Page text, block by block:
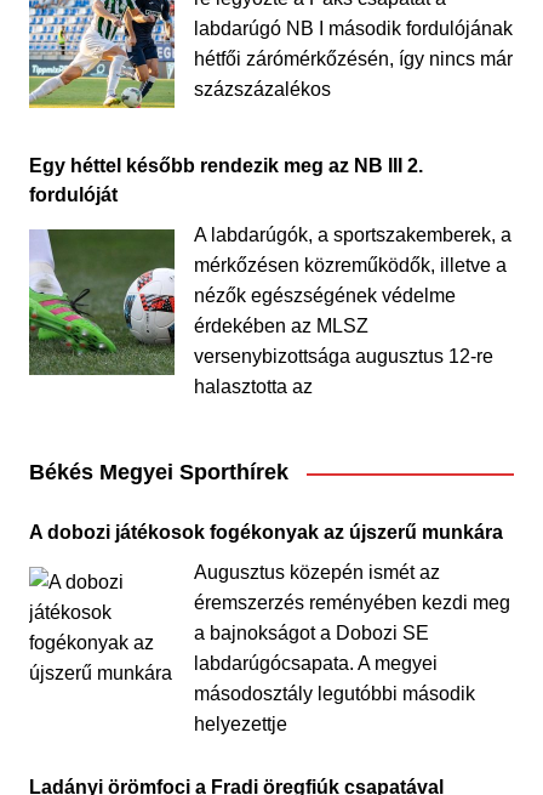
labdarúgó NB I második fordulójának
hétfői zárómérkőzésén, így nincs már
százszázalékos
Egy héttel később rendezik meg az NB III 2.
fordulóját
A labdarúgók, a sportszakemberek, a
mérkőzésen közreműködők, illetve a
nézők egészségének védelme
érdekében az MLSZ
versenybizottsága augusztus 12-re
halasztotta az
Békés Megyei Sporthírek
A dobozi játékosok fogékonyak az újszerű munkára
Augusztus közepén ismét az
éremszerzés reményében kezdi meg
a bajnokságot a Dobozi SE
labdarúgócsapata. A megyei
másodosztály legutóbbi második
helyezettje
Ladányi örömfoci a Fradi öregfiúk csapatával